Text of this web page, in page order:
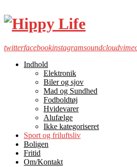
twitterfacebookinstagramsoundcloud
Indhold
Elektronik
Biler og sjov
Mad og Sundhed
Fodboldtøj
Hvidevarer
Alufælge
Ikke kategoriseret
Sport og friluftsliv
Boligen
Fritid
Om/Kontakt